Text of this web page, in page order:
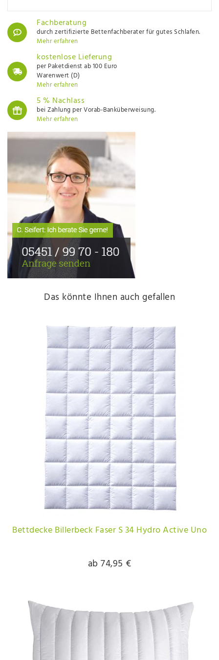
Fachberatung
durch zertifizierte Bettenfachberater für gutes Schlafen.
Mehr erfahren
kostenlose Lieferung
per Paketdienst ab 100 Euro
Warenwert (D)
Mehr erfahren
5 % Nachlass
bei Zahlung per Vorab-Banküberweisung.
Mehr erfahren
Das könnte Ihnen auch gefallen
Bettdecke Billerbeck Faser S 34 Hydro Active Uno
ab 74,95 €